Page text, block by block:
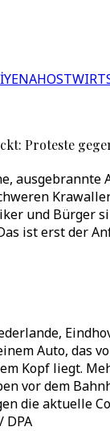
NAHOST
Proteste
ausgebrannte
und Bürger
ist erst der
Auto, das
Kopf liegt.
vor dem
die aktuelle
DPA